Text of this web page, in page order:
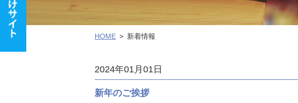
HOME 新着情報
2024年01月01日
新年のご挨拶